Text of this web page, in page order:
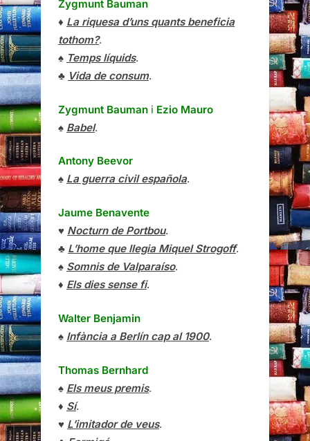
Zygmunt Bauman
♦ La riquesa d’uns quants beneficia
tothom?.
♠ Temps líquids.
♣ Vida de consum.
Zygmunt Bauman i Ezio Mauro
♠ Babel.
Antony Beevor
♠ La guerra civil española.
Jaume Benavente
♥ Nocturn de Portbou.
♣ L’home que llegia Miquel Strogoff.
♠ Somnis de Valparaíso.
♦ Els dies sense fi.
Walter Benjamin
♠ Infància a Berlín cap al 1900.
Thomas Bernhard
♠ Els meus premis.
♦ Sí.
♥ L’imitador de veus.